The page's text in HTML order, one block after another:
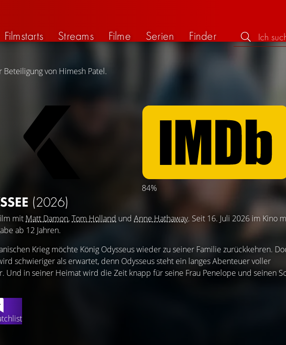
Filmstarts Streams Filme Serien
Finder
von Himesh Patel.
84%
(2026)
mit Matt Damon,Tom Holland und Anne Hathaway. Seit 16. Juli 2026 im Kino
ab 12 Jahren.
Krieg möchte König Odysseus wieder zu seiner Familie zurückkehren.
schwieriger als erwartet, denn Odysseus steht ein langes Abenteuer voller
Und in seiner Heimat wird die Zeit knapp für seine Frau Penelope und seinen